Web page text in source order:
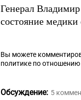
Генерал
состояние
Вы можете
политике по
Обсуждение: 5